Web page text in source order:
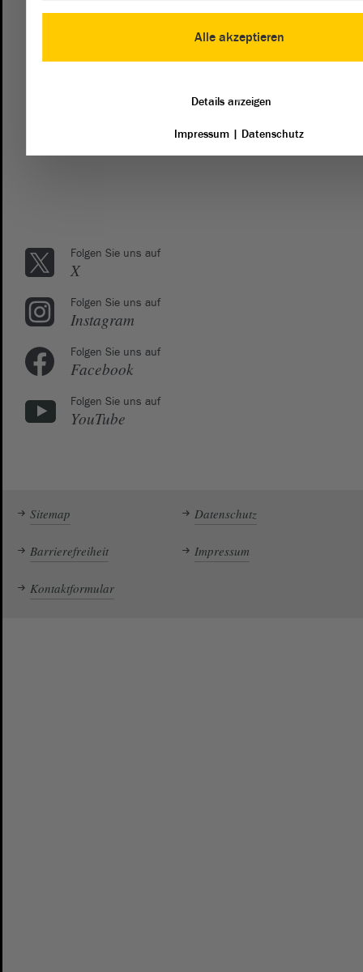
Mit diesem Kontaktformular senden Sie der Verwaltung des
Landtags eine Nachricht. Wenn Sie sich an die Fraktionen
direkte Kontaktaufnahme mit den Fraktionen.
Folgen Sie uns auf
X
Folgen Sie uns auf
Instagram
Folgen Sie uns auf
Facebook
Folgen Sie uns auf
YouTube
Sitemap Datenschutz
Barrierefreiheit Impressum
Kontaktformular
Alle akzeptieren
Details anzeigen
Impressum | Datenschutz